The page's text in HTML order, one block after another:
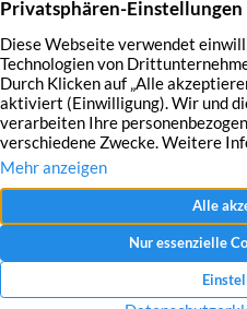
Mit dem Absenden Ihrer Anfrage
und Verwendung Ihrer angegebenen